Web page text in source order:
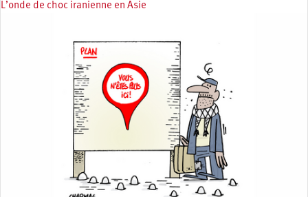
L’onde de choc iranienne en Asie